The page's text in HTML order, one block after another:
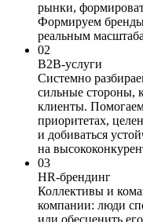
рынки,
Формируем
реальным
02
B2B-услуги
Системно
сильные стороны,
клиенты.
приоритетах,
и добиваться
на
03
HR-брендинг
Коллективы и
компании: люди
или обесценить